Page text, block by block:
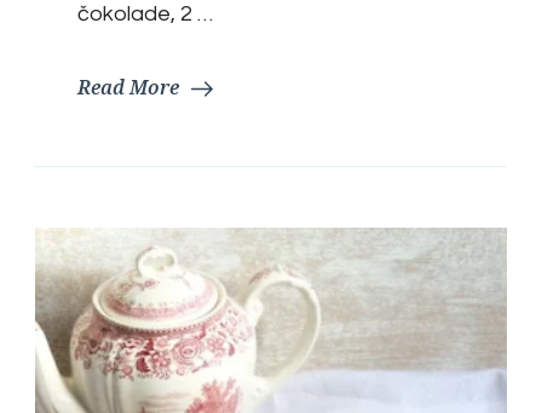
čokolade, 2 …
Read More